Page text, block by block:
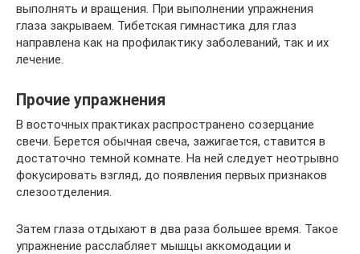
выполнять и вращения. При выполнении упражнения
глаза закрываем. Тибетская гимнастика для глаз
направлена как на профилактику заболеваний, так и их
лечение.
Прочие упражнения
В восточных практиках распространено созерцание
свечи. Берется обычная свеча, зажигается, ставится в
достаточно темной комнате. На ней следует неотрывно
фокусировать взгляд, до появления первых признаков
слезоотделения.
Затем глаза отдыхают в два раза большее время. Такое
упражнение расслабляет мышцы аккомодации и